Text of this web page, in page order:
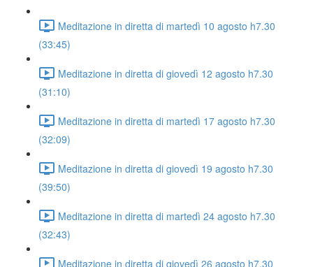
Meditazione in diretta di martedì 10 agosto h7.30
(33:45)
Meditazione in diretta di giovedì 12 agosto h7.30
(31:10)
Meditazione in diretta di martedì 17 agosto h7.30
(32:09)
Meditazione in diretta di giovedì 19 agosto h7.30
(39:50)
Meditazione in diretta di martedì 24 agosto h7.30
(32:43)
Meditazione in diretta di giovedì 26 agosto h7.30